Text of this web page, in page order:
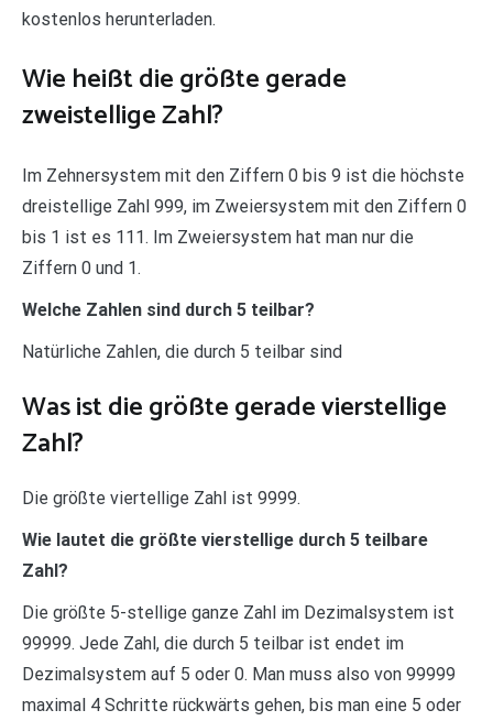
kostenlos herunterladen.
Wie heißt die größte gerade
zweistellige Zahl?
Im Zehnersystem mit den Ziffern 0 bis 9 ist die höchste
dreistellige Zahl 999, im Zweiersystem mit den Ziffern 0
bis 1 ist es 111. Im Zweiersystem hat man nur die
Ziffern 0 und 1.
Welche Zahlen sind durch 5 teilbar?
Natürliche Zahlen, die durch 5 teilbar sind
Was ist die größte gerade vierstellige
Zahl?
Die größte viertellige Zahl ist 9999.
Wie lautet die größte vierstellige durch 5 teilbare
Zahl?
Die größte 5-stellige ganze Zahl im Dezimalsystem ist
99999. Jede Zahl, die durch 5 teilbar ist endet im
Dezimalsystem auf 5 oder 0. Man muss also von 99999
maximal 4 Schritte rückwärts gehen, bis man eine 5 oder